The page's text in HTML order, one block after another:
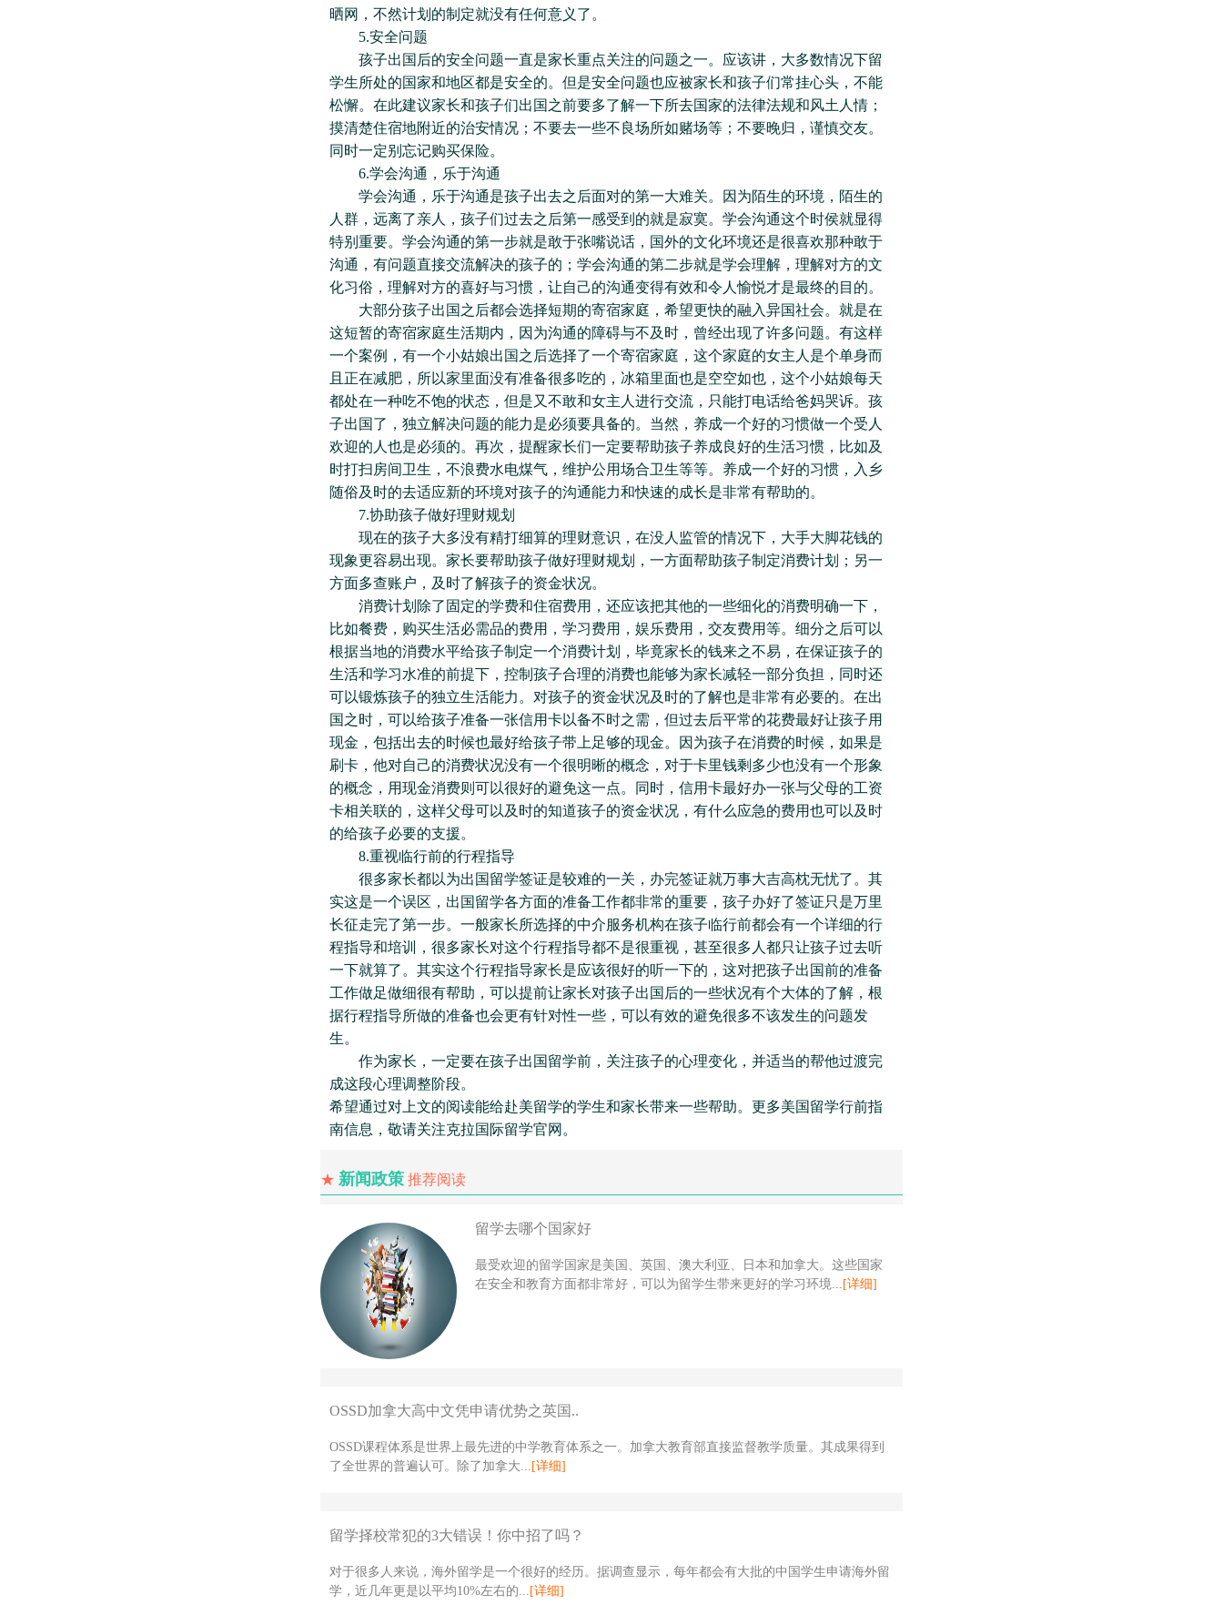
晒网，不然计划的制定就没有任何意义了。
5.安全问题
孩子出国后的安全问题一直是家长重点关注的问题之一。应该讲，大多数情况下留
学生所处的国家和地区都是安全的。但是安全问题也应被家长和孩子们常挂心头，不能
松懈。在此建议家长和孩子们出国之前要多了解一下所去国家的法律法规和风土人情；
摸清楚住宿地附近的治安情况；不要去一些不良场所如赌场等；不要晚归，谨慎交友。
同时一定别忘记购买保险。
6.学会沟通，乐于沟通
学会沟通，乐于沟通是孩子出去之后面对的第一大难关。因为陌生的环境，陌生的
人群，远离了亲人，孩子们过去之后第一感受到的就是寂寞。学会沟通这个时侯就显得
特别重要。学会沟通的第一步就是敢于张嘴说话，国外的文化环境还是很喜欢那种敢于
沟通，有问题直接交流解决的孩子的；学会沟通的第二步就是学会理解，理解对方的文
化习俗，理解对方的喜好与习惯，让自己的沟通变得有效和令人愉悦才是最终的目的。
大部分孩子出国之后都会选择短期的寄宿家庭，希望更快的融入异国社会。就是在
这短暂的寄宿家庭生活期内，因为沟通的障碍与不及时，曾经出现了许多问题。有这样
一个案例，有一个小姑娘出国之后选择了一个寄宿家庭，这个家庭的女主人是个单身而
且正在减肥，所以家里面没有准备很多吃的，冰箱里面也是空空如也，这个小姑娘每天
都处在一种吃不饱的状态，但是又不敢和女主人进行交流，只能打电话给爸妈哭诉。孩
子出国了，独立解决问题的能力是必须要具备的。当然，养成一个好的习惯做一个受人
欢迎的人也是必须的。再次，提醒家长们一定要帮助孩子养成良好的生活习惯，比如及
时打扫房间卫生，不浪费水电煤气，维护公用场合卫生等等。养成一个好的习惯，入乡
随俗及时的去适应新的环境对孩子的沟通能力和快速的成长是非常有帮助的。
7.协助孩子做好理财规划
现在的孩子大多没有精打细算的理财意识，在没人监管的情况下，大手大脚花钱的
现象更容易出现。家长要帮助孩子做好理财规划，一方面帮助孩子制定消费计划；另一
方面多查账户，及时了解孩子的资金状况。
消费计划除了固定的学费和住宿费用，还应该把其他的一些细化的消费明确一下，
比如餐费，购买生活必需品的费用，学习费用，娱乐费用，交友费用等。细分之后可以
根据当地的消费水平给孩子制定一个消费计划，毕竟家长的钱来之不易，在保证孩子的
生活和学习水准的前提下，控制孩子合理的消费也能够为家长减轻一部分负担，同时还
可以锻炼孩子的独立生活能力。对孩子的资金状况及时的了解也是非常有必要的。在出
国之时，可以给孩子准备一张信用卡以备不时之需，但过去后平常的花费最好让孩子用
现金，包括出去的时候也最好给孩子带上足够的现金。因为孩子在消费的时候，如果是
刷卡，他对自己的消费状况没有一个很明晰的概念，对于卡里钱剩多少也没有一个形象
的概念，用现金消费则可以很好的避免这一点。同时，信用卡最好办一张与父母的工资
卡相关联的，这样父母可以及时的知道孩子的资金状况，有什么应急的费用也可以及时
的给孩子必要的支援。
8.重视临行前的行程指导
很多家长都以为出国留学签证是较难的一关，办完签证就万事大吉高枕无忧了。其
实这是一个误区，出国留学各方面的准备工作都非常的重要，孩子办好了签证只是万里
长征走完了第一步。一般家长所选择的中介服务机构在孩子临行前都会有一个详细的行
程指导和培训，很多家长对这个行程指导都不是很重视，甚至很多人都只让孩子过去听
一下就算了。其实这个行程指导家长是应该很好的听一下的，这对把孩子出国前的准备
工作做足做细很有帮助，可以提前让家长对孩子出国后的一些状况有个大体的了解，根
据行程指导所做的准备也会更有针对性一些，可以有效的避免很多不该发生的问题发
生。
作为家长，一定要在孩子出国留学前，关注孩子的心理变化，并适当的帮他过渡完
成这段心理调整阶段。
希望通过对上文的阅读能给赴美留学的学生和家长带来一些帮助。更多美国留学行前指
南信息，敬请关注克拉国际留学官网。
★ 新闻政策 推荐阅读
留学去哪个国家好
最受欢迎的留学国家是美国、英国、澳大利亚、日本和加拿大。这些国家
在安全和教育方面都非常好，可以为留学生带来更好的学习环境... [详细]
OSSD加拿大高中文凭申请优势之英国..
OSSD课程体系是世界上最先进的中学教育体系之一。加拿大教育部直接监督教学质量。其成果得到
了全世界的普遍认可。除了加拿大... [详细]
留学择校常犯的3大错误！你中招了吗？
对于很多人来说，海外留学是一个很好的经历。据调查显示，每年都会有大批的中国学生申请海外留
学，近几年更是以平均10%左右的... [详细]